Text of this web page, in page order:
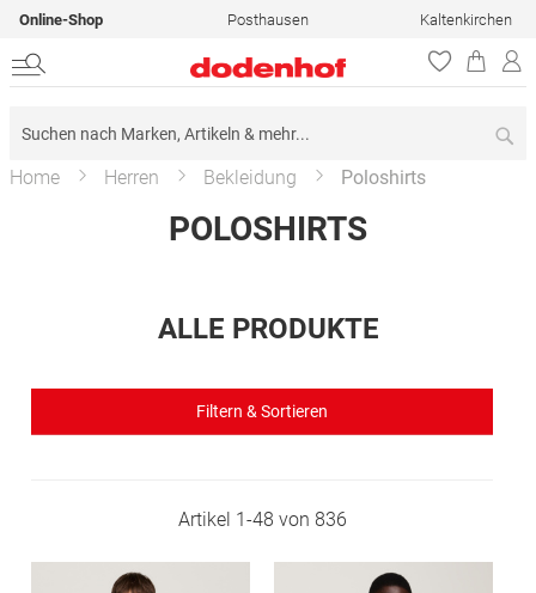
Online-Shop Posthausen Kaltenkirchen
Home Herren Bekleidung Poloshirts
POLOSHIRTS
ALLE PRODUKTE
Filtern & Sortieren
Artikel 1-48 von 836